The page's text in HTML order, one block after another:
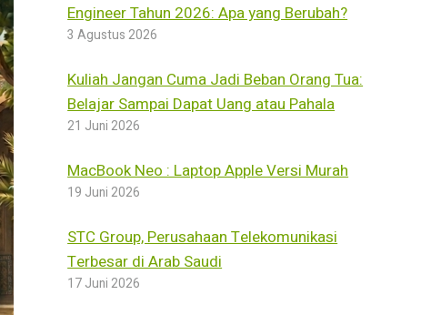
Engineer Tahun 2026: Apa yang Berubah?
3 Agustus 2026
Kuliah Jangan Cuma Jadi Beban Orang Tua:
Belajar Sampai Dapat Uang atau Pahala
21 Juni 2026
MacBook Neo : Laptop Apple Versi Murah
19 Juni 2026
STC Group, Perusahaan Telekomunikasi
Terbesar di Arab Saudi
17 Juni 2026